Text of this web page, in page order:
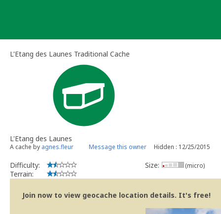
L'Etang des Launes Traditional Cache
L'Etang des Launes
A cache by agnes.fleur Message this owner Hidden : 12/25/2015
Difficulty:
Terrain:
Size: (micro)
Join now to view geocache location details. It's free!